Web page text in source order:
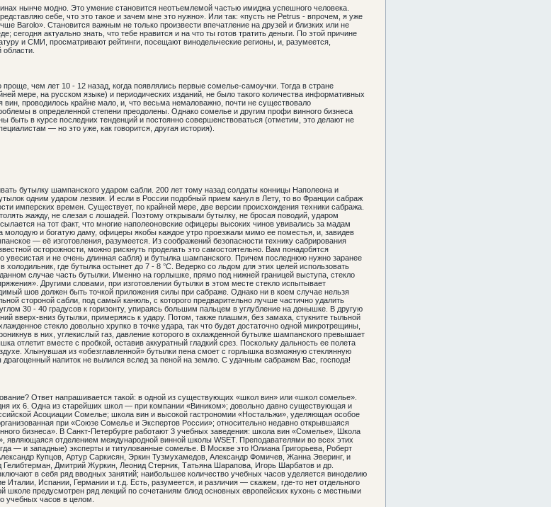
нынче модно. Это умение становится неотъемлемой частью имиджа успешного человека.
себе, что это такое и зачем мне это нужно». Или так: «пусть не Petrus - впрочем, я уже
Barolo». Становится важным не только произвести впечатление на друзей и близких или не
сегодня актуально знать, что тебе нравится и на что ты готов тратить деньги. По этой причине
и СМИ, просматривают рейтинги, посещают винодельческие регионы, и, разумеется,
чем лет 10 - 12 назад, когда появлялись первые сомелье-самоучки. Тогда в стране
мере, на русском языке) и периодических изданий, не было такого количества информативных
проводилось крайне мало, и, что весьма немаловажно, почти не существовало
в определенной степени преодолены. Однако сомелье и другим профи винного бизнеса
быть в курсе последних тенденций и постоянно совершенствоваться (отметим, это делают не
— но это уже, как говорится, другая история).
бутылку шампанского ударом сабли. 200 лет тому назад солдаты конницы Наполеона и
одним ударом лезвия. И если в России подобный прием канул в Лету, то во Франции сабраж
имперских времен. Существует, по крайней мере, две версии происхождения техники сабража.
жажду, не слезая с лошадей. Поэтому открывали бутылку, не бросая поводий, ударом
на тот факт, что многие наполеоновские офицеры высоких чинов увивались за мадам
молодую и богатую даму, офицеры якобы каждое утро проезжали мимо ее поместья, и, завидев
— её изготовления, разумеется. Из соображений безопасности технику сабрирования
осторожности, можно рискнуть проделать это самостоятельно. Вам понадобятся
увесистая и не очень длинная сабля) и бутылка шампанского. Причем последнюю нужно заранее
холодильник, где бутылка остынет до 7 - 8 °C. Ведерко со льдом для этих целей использовать
случае часть бутылки. Именно на горлышке, прямо под нижней границей выступа, стекло
Другими словами, при изготовлении бутылки в этом месте стекло испытывает
шов должен быть точкой приложения силы при сабраже. Однако ни в коем случае нельзя
стороной сабли, под самый канюль, с которого предварительно лучше частично удалить
30 - 40 градусов к горизонту, упираясь большим пальцем в углубление на донышке. В другую
вверх-вниз бутылки, примеряясь к удару. Потом, также плашмя, без замаха, стукните тыльной
стекло довольно хрупко в точке удара, так что будет достаточно одной микротрещины,
в них, углекислый газ, давление которого в охлажденной бутылке шампанского превышает
отлетит вместе с пробкой, оставив аккуратный гладкий срез. Поскольку дальность ее полета
Хлынувшая из «обезглавленной» бутылки пена смоет с горлышка возможную стеклянную
напиток не вылился вслед за пеной на землю. С удачным сабражем Вас, господа!
Ответ напрашивается такой: в одной из существующих «школ вин» или «школ сомелье».
их 6. Одна из старейших школ — при компании «Виником»; довольно давно существующая и
Асоциации Сомелье; школа вин и высокой гастрономии «Ностальжи», уделяющая особое
при «Союзе Сомелье и Экспертов России»; относительно недавно открывшаяся
бизнеса». В Санкт-Петербурге работают 3 учебных заведения: школа вин «Сомелье», Школа
являющаяся отделением международной винной школы WSET. Преподавателями во всех этих
— и западные) эксперты и титулованные сомелье. В Москве это Юлиана Григорьева, Роберт
Купцов, Артур Саркисян, Эркин Тузмухамедов, Александр Фомичев, Жанна Эверинг, и
Дмитрий Журкин, Леонид Стерник, Татьяна Шарапова, Игорь Шарбатов и др.
в себя ряд вводных занятий; наибольшее количество учебных часов уделяется виноделию
Италии, Испании, Германии и т.д. Есть, разумеется, и различия — скажем, где-то нет отдельного
школе предусмотрен ряд лекций по сочетаниям блюд основных европейских кухонь с местными
учебных часов в целом.